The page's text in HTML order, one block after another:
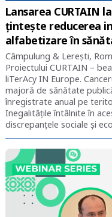
Lansarea CURTAIN
țintește reducerea
alfabetizare în
Câmpulung & Lerești,
Proiectului CURTAIN –
liTerAcy IN Europe.
majoră de sănătate
înregistrate anual pe
Inegalitățile întâlnite în
discrepanțele sociale și